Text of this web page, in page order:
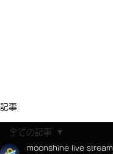
記事
全ての記事
moonshine live stream